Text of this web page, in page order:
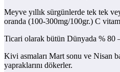
Meyve yıllık sürgünlerde tek tek
oranda (100-300mg/100gr.) C
Ticari olarak bütün Dünyada % 80
Kivi asmaları Mart sonu ve Nisan
yapraklarını dökerler.